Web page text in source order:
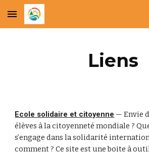
Skip to main content
Liens
Ecole solidaire et citoyenne — Envie
élèves à la citoyenneté mondiale ?
s’engage dans la solidarité
comment ? Ce site est une boite à